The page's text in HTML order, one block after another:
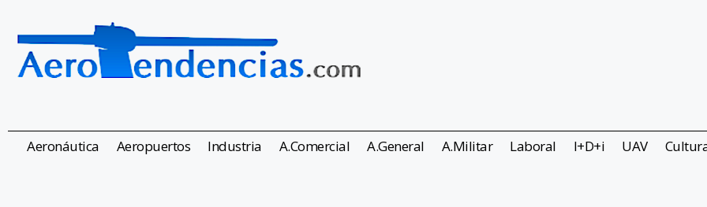
Aeronáutica Aeropuertos Industria A.Comercial A.General A.Militar Laboral I+D+i UAV